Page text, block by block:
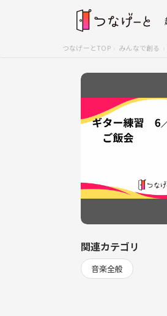
つなげーとTOP みんなで創る
関連カテゴリ
音楽全般